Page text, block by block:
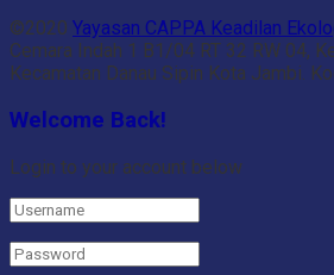
©2020 Yayasan CAPPA Keadilan
Cemara Indah 1 B1/04 RT 32 RW 04,
Kecamatan Danau Sipin Kota Jambi.
Welcome Back!
Login to your account below